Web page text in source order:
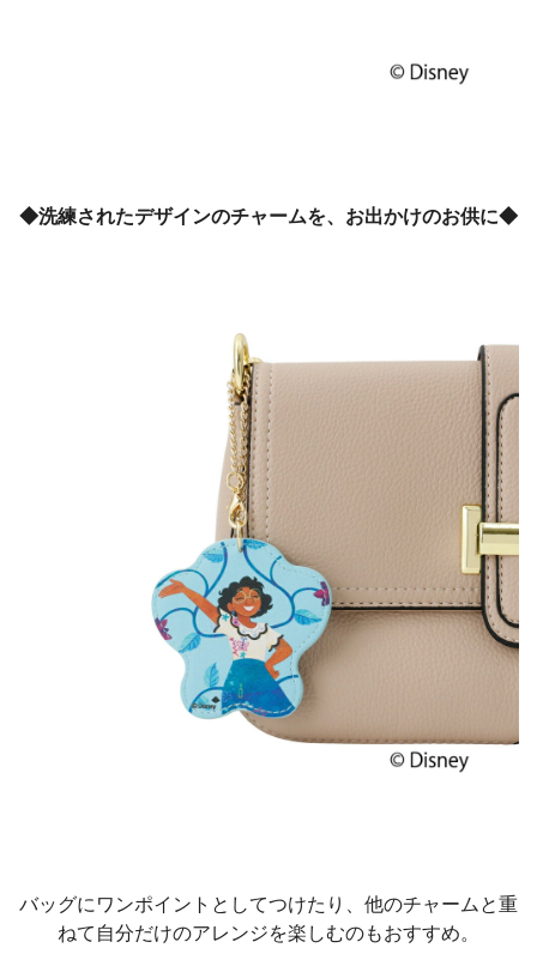
◆洗練されたデザインのチャームを、お出かけのお供に◆
バッグにワンポイントとしてつけたり、他のチャームと重
ねて自分だけのアレンジを楽しむのもおすすめ。